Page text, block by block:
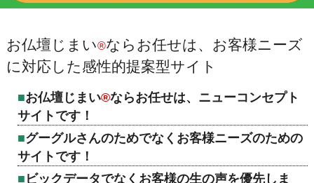
お仏壇じまい®ならお任せは、お客様ニーズ
に対応した感性的提案型サイト
お仏壇じまい®ならお任せは、ニューコンセプト
サイトです！
グーグルさんのためでなくお客様ニーズのための
サイトです！
ビックデータでなくお客様の生の声を優先しま